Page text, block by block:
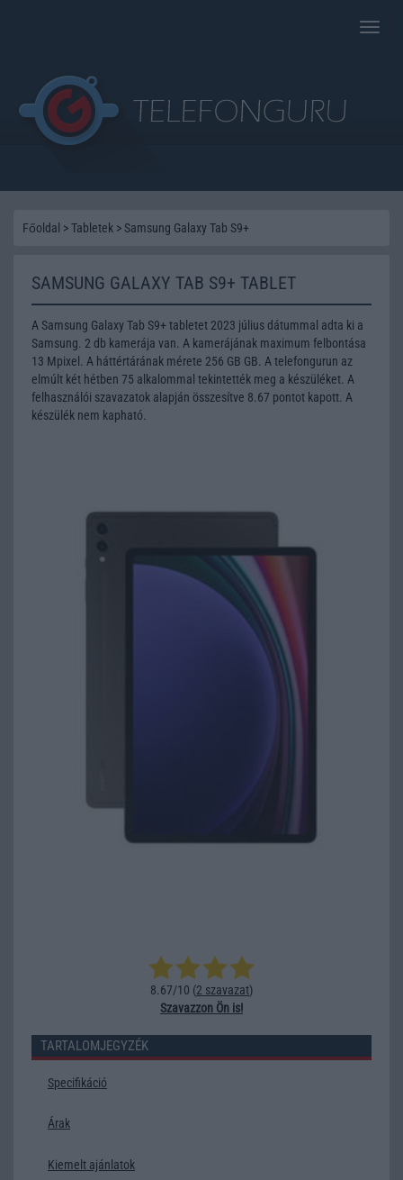
Toggle
Főoldal >Tabletek > Samsung Galaxy Tab S9+
SAMSUNG GALAXY TAB S9+ TABLET
A Samsung Galaxy Tab S9+ tabletet 2023 július dátummal adta ki a
Samsung. 2 db kamerája van. A kamerájának maximum felbontása
13 Mpixel. A háttértárának mérete 256 GB GB. A telefongurun az
elmúlt két hétben 75 alkalommal tekintették meg a készüléket. A
felhasználói szavazatok alapján összesítve 8.67 pontot kapott. A
készülék nem kapható.
8.67/10 (2 szavazat)
Szavazzon Ön is!
TARTALOMJEGYZÉK
Specifikáció
Árak
Kiemelt ajánlatok